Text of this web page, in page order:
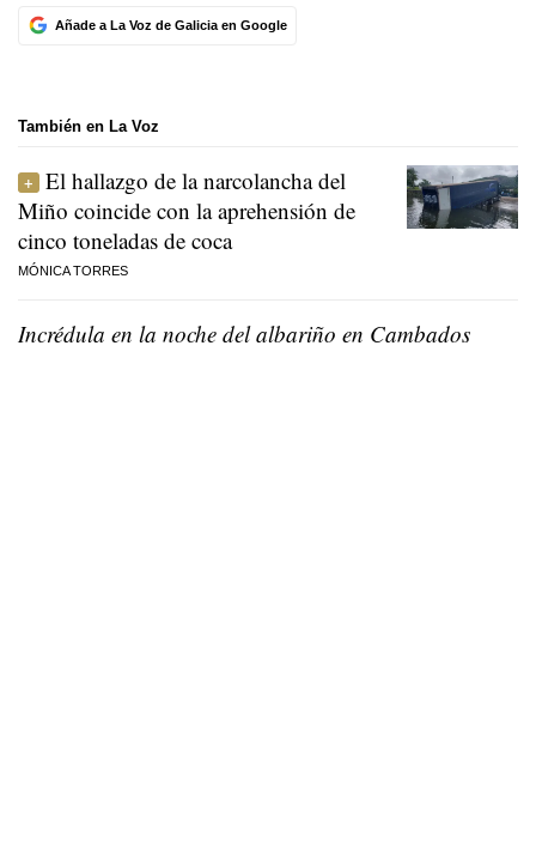
Añade a La Voz de Galicia en Google
También en La Voz
El hallazgo de la narcolancha del
Miño coincide con la aprehensión de
cinco toneladas de coca
MÓNICA TORRES
Incrédula en la noche del albariño en Cambados